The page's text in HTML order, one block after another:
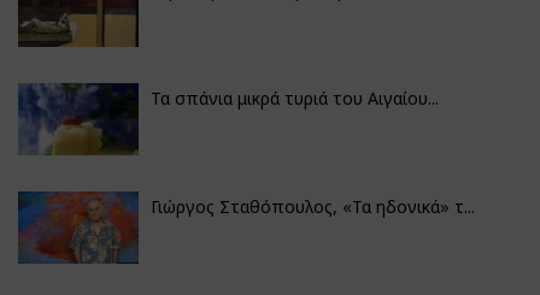
Τα σπάνια μικρά τυριά του Αιγαίου...
Γιώργος Σταθόπουλος, «Τα ηδονικά» τ...